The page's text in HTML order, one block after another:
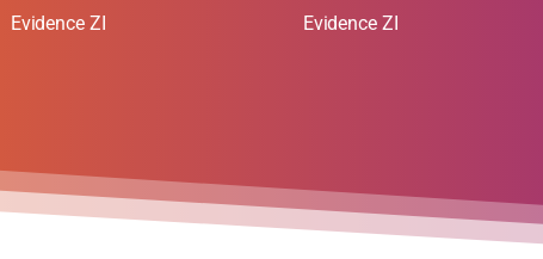
Evidence ZI Evidence ZI